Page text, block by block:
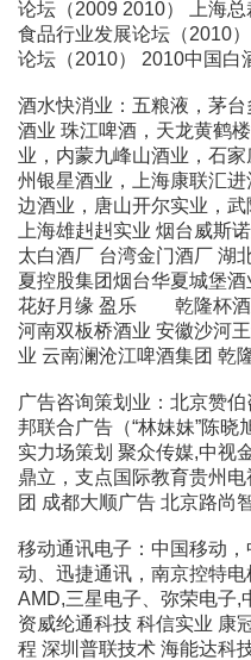
论坛（2009 2010） 上海
食品行业发展论坛（2010
论坛（2010） 2010中国白
酒水快消业：五粮液，茅
酒业 珠江啤酒，天龙黄鹤
业，内蒙九峰山酒业，石
州银星酒业，上海康联汇
边酒业，唐山开尔实业，武
上海雄赳赳实业 烟台威斯
太白酒厂 台湾金门酒厂 湖
夏控股集团烟台华夏城堡
花好月缘 盈乐 乾隆杯酒
河南双板桥酒业 安徽沙河
业 云南澜沧江啤酒集团 乾
广告咨询策划业：北京赞
邦联合广告（“林妹妹”陈
实力场策划 聚众传媒,中视
鼎立，支点国际教育贵州
团 成都大顺广告 北京路尚
移动通讯电子：中国移动
动、迅捷通讯，南京控特电
AMD,三星电子、弥荣电子,
资威纶通科技 科信实业 康
程 深圳普联技术 海能达科